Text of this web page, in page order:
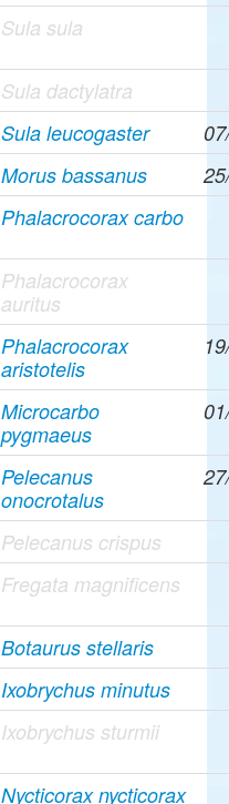
Sula sula
Sula dactylatra
Sula leucogaster
Morus bassanus
Phalacrocorax carbo
Phalacrocorax
auritus
Phalacrocorax
aristotelis
Microcarbo
pygmaeus
Pelecanus
onocrotalus
Pelecanus crispus
Fregata magnificens
Botaurus stellaris
Ixobrychus minutus
Ixobrychus sturmii
Nycticorax nycticorax